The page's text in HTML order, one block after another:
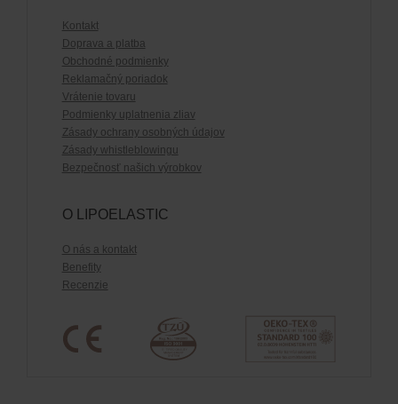
Kontakt
Doprava a platba
Obchodné podmienky
Reklamačný poriadok
Vrátenie tovaru
Podmienky uplatnenia zliav
Zásady ochrany osobných údajov
Zásady whistleblowingu
Bezpečnosť našich výrobkov
O LIPOELASTIC
O nás a kontakt
Benefity
Recenzie